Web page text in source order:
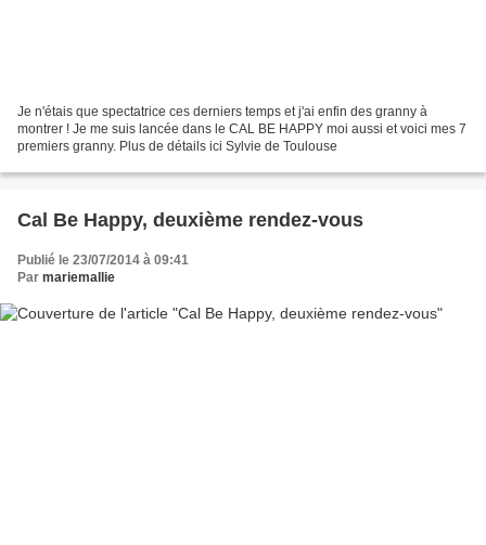
Je n'étais que spectatrice ces derniers temps et j'ai enfin des granny à
montrer ! Je me suis lancée dans le CAL BE HAPPY moi aussi et voici mes 7
premiers granny. Plus de détails ici Sylvie de Toulouse
Cal Be Happy, deuxième rendez-vous
Publié le 23/07/2014 à 09:41
Par mariemallie